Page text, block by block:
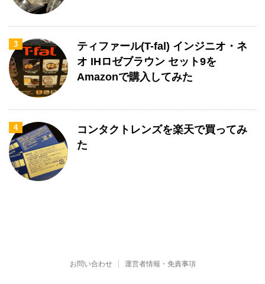
3
ティファール(T-fal) インジニオ・ネ
オ IHロゼブラウン セット9を
Amazonで購入してみた
4
コンタクトレンズを楽天で買ってみ
た
お問い合わせ 運営者情報・免責事項